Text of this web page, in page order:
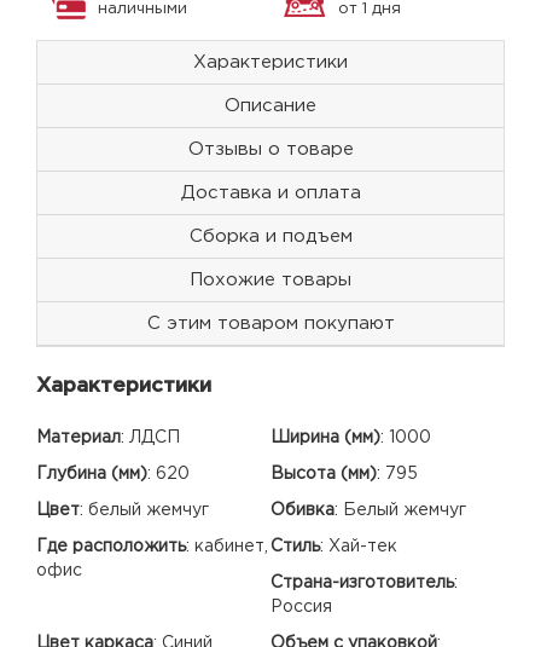
наличными
от 1 дня
Характеристики
Описание
Отзывы о товаре
Доставка и оплата
Сборка и подъем
Похожие товары
С этим товаром покупают
Характеристики
Материал: ЛДСП Ширина (мм): 1000
Глубина (мм): 620 Высота (мм): 795
Цвет: белый жемчуг Обивка: Белый жемчуг
Где расположить: кабинет,
офис
Стиль: Хай-тек
Страна-изготовитель:
Россия
Цвет каркаса: Синий Объем с упаковкой: